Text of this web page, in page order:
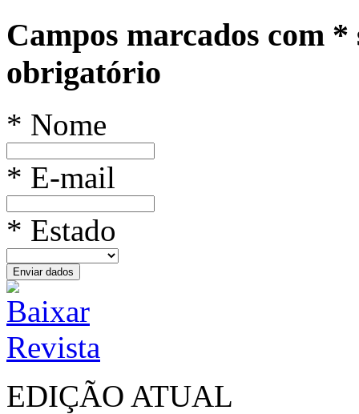
Campos marcados com
obrigatório
* Nome
* E-mail
* Estado
EDIÇÃO ATUAL